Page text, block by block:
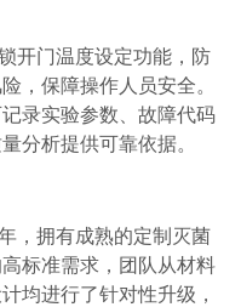
开门温度设定功能，防
，保障操作人员安全。
录实验参数、故障代码
分析提供可靠依据。
，拥有成熟的定制灭菌
标准需求，团队从材料
均进行了针对性升级，